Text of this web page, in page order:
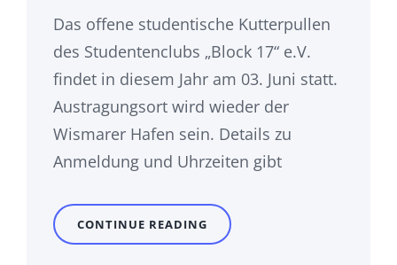
Das offene studentische Kutterpullen
des Studentenclubs „Block 17“ e.V.
findet in diesem Jahr am 03. Juni statt.
Austragungsort wird wieder der
Wismarer Hafen sein. Details zu
Anmeldung und Uhrzeiten gibt
CONTINUE READING OFFENES
STUDENTISCHES